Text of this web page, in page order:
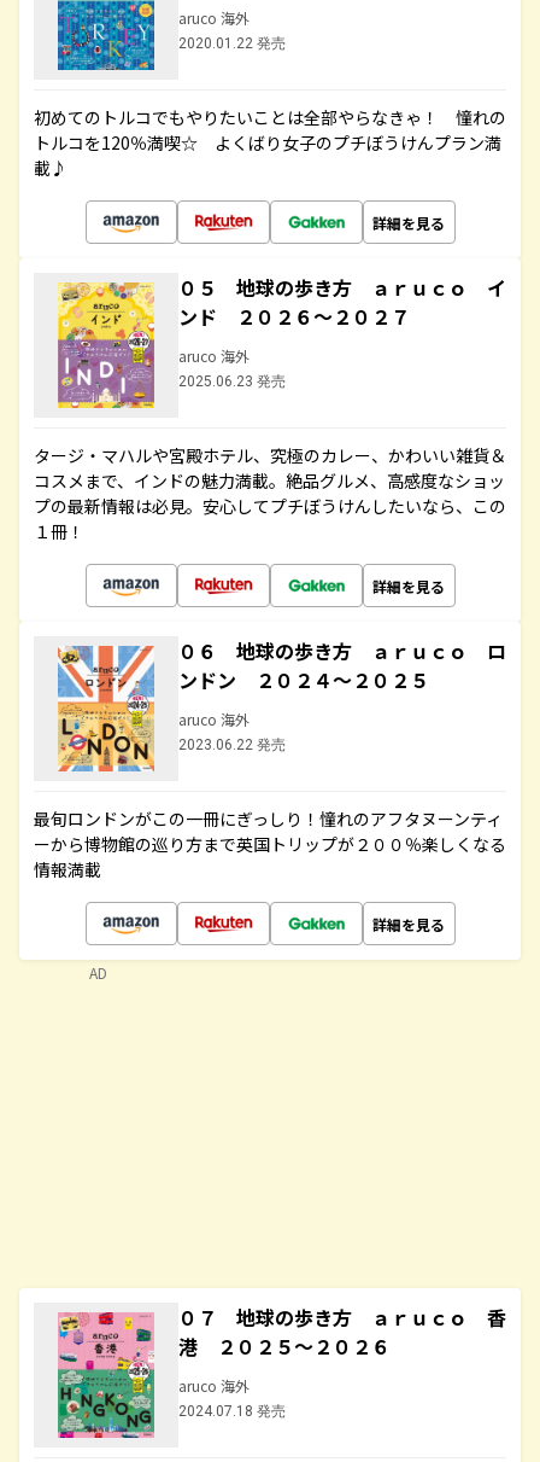
aruco 海外
2020.01.22 発売
初めてのトルコでもやりたいことは全部やらなきゃ！ 憧れの
トルコを120％満喫☆ よくばり女子のプチぼうけんプラン満
載♪
詳細を見る
０５ 地球の歩き方 ａｒｕｃｏ イ
ンド ２０２６～２０２７
aruco 海外
2025.06.23 発売
タージ・マハルや宮殿ホテル、究極のカレー、かわいい雑貨＆
コスメまで、インドの魅力満載。絶品グルメ、高感度なショッ
プの最新情報は必見。安心してプチぼうけんしたいなら、この
１冊！
詳細を見る
０６ 地球の歩き方 ａｒｕｃｏ ロ
ンドン ２０２４～２０２５
aruco 海外
2023.06.22 発売
最旬ロンドンがこの一冊にぎっしり！憧れのアフタヌーンティ
ーから博物館の巡り方まで英国トリップが２００％楽しくなる
情報満載
詳細を見る
０７ 地球の歩き方 ａｒｕｃｏ 香
港 ２０２５～２０２６
aruco 海外
2024.07.18 発売
AD